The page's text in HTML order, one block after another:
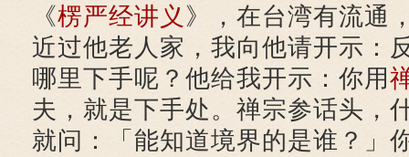
《楞严经讲义 》，在台湾有流通
近过他老人家，我向他请开示：
哪里下手呢？他给我开示：你用
夫，就是下手处。禅宗参话头，
就问：「能知道境界的是谁？」